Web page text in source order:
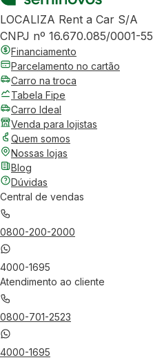
LOCALIZA Rent a Car S/A
CNPJ nº 16.670.085/0001-55
Financiamento
Parcelamento no cartão
Carro na troca
Tabela Fipe
Carro Ideal
Venda para lojistas
Quem somos
Nossas lojas
Blog
Dúvidas
Central de vendas
0800-200-2000
4000-1695
Atendimento ao cliente
0800-701-2523
4000-1695